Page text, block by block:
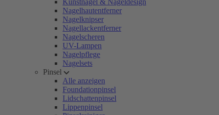
Kunstnägel & Nageldesign
Nagelhautentferner
Nagelknipser
Nagellackentferner
Nagelscheren
UV-Lampen
Nagelpflege
Nagelsets
Pinsel
Alle anzeigen
Foundationpinsel
Lidschattenpinsel
Lippenpinsel